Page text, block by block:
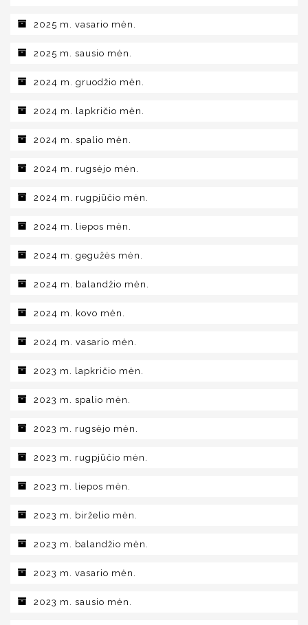
2025 m. vasario mėn.
2025 m. sausio mėn.
2024 m. gruodžio mėn.
2024 m. lapkričio mėn.
2024 m. spalio mėn.
2024 m. rugsėjo mėn.
2024 m. rugpjūčio mėn.
2024 m. liepos mėn.
2024 m. gegužės mėn.
2024 m. balandžio mėn.
2024 m. kovo mėn.
2024 m. vasario mėn.
2023 m. lapkričio mėn.
2023 m. spalio mėn.
2023 m. rugsėjo mėn.
2023 m. rugpjūčio mėn.
2023 m. liepos mėn.
2023 m. birželio mėn.
2023 m. balandžio mėn.
2023 m. vasario mėn.
2023 m. sausio mėn.